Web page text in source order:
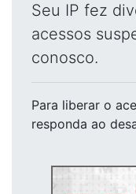
Seu IP fez
acessos
conosco.
Para liberar o
responda ao